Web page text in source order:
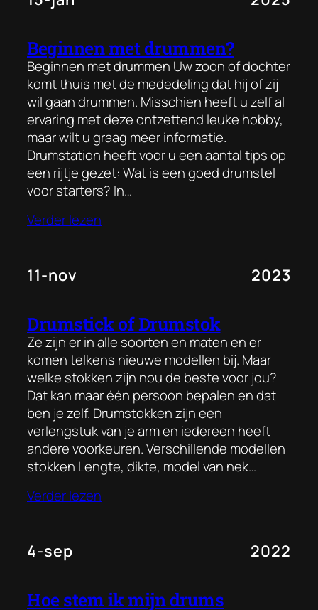
Beginnen met drummen?
Beginnen met drummen Uw zoon of dochter
komt thuis met de mededeling dat hij of zij
wil gaan drummen. Misschien heeft u zelf al
ervaring met deze ontzettend leuke hobby,
maar wilt u graag meer informatie.
Drumstation heeft voor u een aantal tips op
een rijtje gezet: Wat is een goed drumstel
voor starters? In…
Verder lezen
11-nov 2023
Drumstick of Drumstok
Ze zijn er in alle soorten en maten en er
komen telkens nieuwe modellen bij. Maar
welke stokken zijn nou de beste voor jou?
Dat kan maar één persoon bepalen en dat
ben je zelf. Drumstokken zijn een
verlengstuk van je arm en iedereen heeft
andere voorkeuren. Verschillende modellen
stokken Lengte, dikte, model van nek…
Verder lezen
4-sep 2022
Hoe stem ik mijn drums